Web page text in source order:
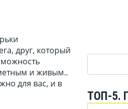
друг, который
и живым..
для вас, и в
ТОП-5.